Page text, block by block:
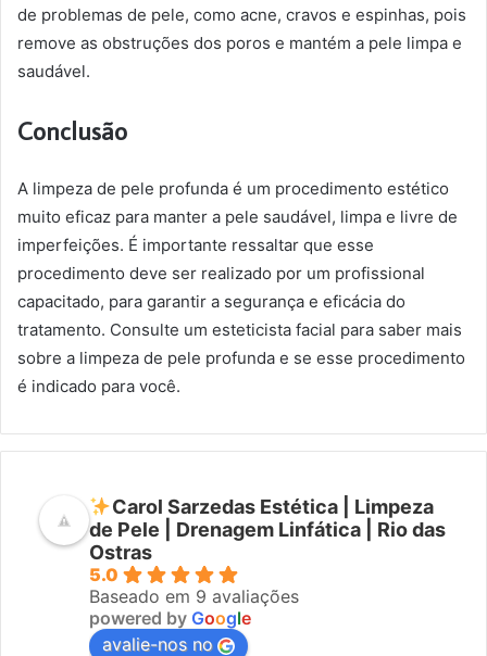
de problemas de pele, como acne, cravos e espinhas, pois
remove as obstruções dos poros e mantém a pele limpa e
saudável.
Conclusão
A limpeza de pele profunda é um procedimento estético
muito eficaz para manter a pele saudável, limpa e livre de
imperfeições. É importante ressaltar que esse
procedimento deve ser realizado por um profissional
capacitado, para garantir a segurança e eficácia do
tratamento. Consulte um esteticista facial para saber mais
sobre a limpeza de pele profunda e se esse procedimento
é indicado para você.
Carol Sarzedas Estética | Limpeza
de Pele | Drenagem Linfática | Rio das
Ostras
5.0
Baseado em 9 avaliações
powered by Google
avalie-nos no